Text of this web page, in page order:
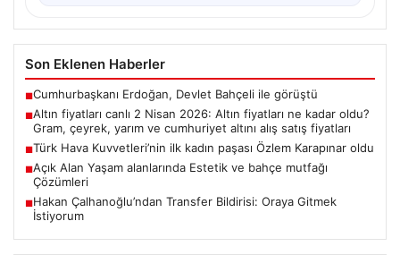
Son Eklenen Haberler
■Cumhurbaşkanı Erdoğan, Devlet Bahçeli ile görüştü
■Altın fiyatları canlı 2 Nisan 2026: Altın fiyatları ne kadar oldu?
Gram, çeyrek, yarım ve cumhuriyet altını alış satış fiyatları
■Türk Hava Kuvvetleri’nin ilk kadın paşası Özlem Karapınar oldu
■Açık Alan Yaşam alanlarında Estetik ve bahçe mutfağı
Çözümleri
■Hakan Çalhanoğlu’ndan Transfer Bildirisi: Oraya Gitmek
İstiyorum